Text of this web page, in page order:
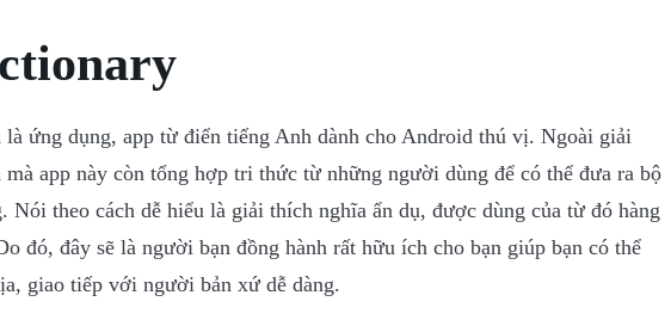
ứng dụng, app từ điển tiếng Anh dành cho Android thú vị. Ngoài giải
mà app này còn tổng hợp tri thức từ những người dùng để có thể đưa ra bộ
Nói theo cách dễ hiểu là giải thích nghĩa ẩn dụ, được dùng của từ đó hàng
đó, đây sẽ là người bạn đồng hành rất hữu ích cho bạn giúp bạn có thể
giao tiếp với người bản xứ dễ dàng.